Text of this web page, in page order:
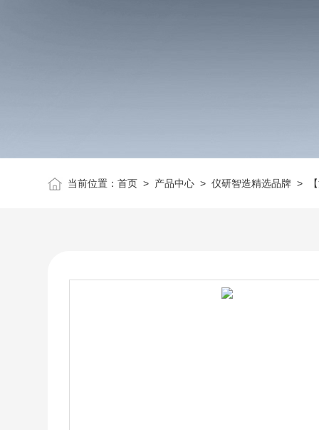
当前位置：首页 > 产品中心 >仪研智造精选品牌 >